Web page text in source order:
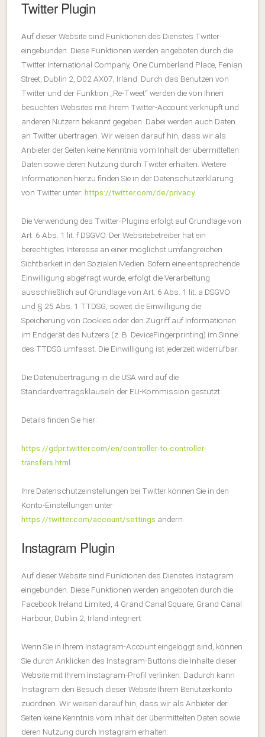
Twitter Plugin
Auf dieser Website sind Funktionen des Dienstes Twitter
eingebunden. Diese Funktionen werden angeboten durch die
Twitter International Company, One Cumberland Place, Fenian
Street, Dublin 2, D02 AX07, Irland. Durch das Benutzen von
Twitter und der Funktion „Re-Tweet“ werden die von Ihnen
besuchten Websites mit Ihrem Twitter-Account verknüpft und
anderen Nutzern bekannt gegeben. Dabei werden auch Daten
an Twitter übertragen. Wir weisen darauf hin, dass wir als
Anbieter der Seiten keine Kenntnis vom Inhalt der übermittelten
Daten sowie deren Nutzung durch Twitter erhalten. Weitere
Informationen hierzu finden Sie in der Datenschutzerklärung
von Twitter unter: https://twitter.com/de/privacy.
Die Verwendung des Twitter-Plugins erfolgt auf Grundlage von
Art. 6 Abs. 1 lit. f DSGVO. Der Websitebetreiber hat ein
berechtigtes Interesse an einer möglichst umfangreichen
Sichtbarkeit in den Sozialen Medien. Sofern eine entsprechende
Einwilligung abgefragt wurde, erfolgt die Verarbeitung
ausschließlich auf Grundlage von Art. 6 Abs. 1 lit. a DSGVO
und § 25 Abs. 1 TTDSG, soweit die Einwilligung die
Speicherung von Cookies oder den Zugriff auf Informationen
im Endgerät des Nutzers (z. B. DeviceFingerprinting) im Sinne
des TTDSG umfasst. Die Einwilligung ist jederzeit widerrufbar.
Die Datenübertragung in die USA wird auf die
Standardvertragsklauseln der EU-Kommission gestützt.
Details finden Sie hier:
https://gdpr.twitter.com/en/controller-to-controller-
transfers.html
Ihre Datenschutzeinstellungen bei Twitter können Sie in den
Konto-Einstellungen unter
https://twitter.com/account/settings ändern.
Instagram Plugin
Auf dieser Website sind Funktionen des Dienstes Instagram
eingebunden. Diese Funktionen werden angeboten durch die
Facebook Ireland Limited, 4 Grand Canal Square, Grand Canal
Harbour, Dublin 2, Irland integriert.
Wenn Sie in Ihrem Instagram-Account eingeloggt sind, können
Sie durch Anklicken des Instagram-Buttons die Inhalte dieser
Website mit Ihrem Instagram-Profil verlinken. Dadurch kann
Instagram den Besuch dieser Website Ihrem Benutzerkonto
zuordnen. Wir weisen darauf hin, dass wir als Anbieter der
Seiten keine Kenntnis vom Inhalt der übermittelten Daten sowie
deren Nutzung durch Instagram erhalten.